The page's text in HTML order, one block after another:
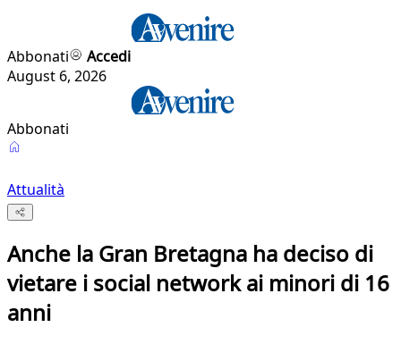
Abbonati
Accedi
August 6, 2026
Abbonati
Attualità
Anche la Gran Bretagna ha deciso di
vietare i social network ai minori di 16
anni